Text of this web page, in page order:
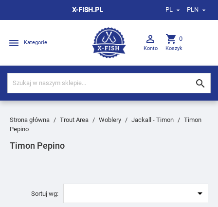
X-FISH.PL PL  PLN 
 Kategorie 
Konto
shopping_cart 0
Koszyk

Strona główna Trout Area Woblery Jackall - Timon
Timon
Pepino
Timon Pepino
Sortuj wg: 